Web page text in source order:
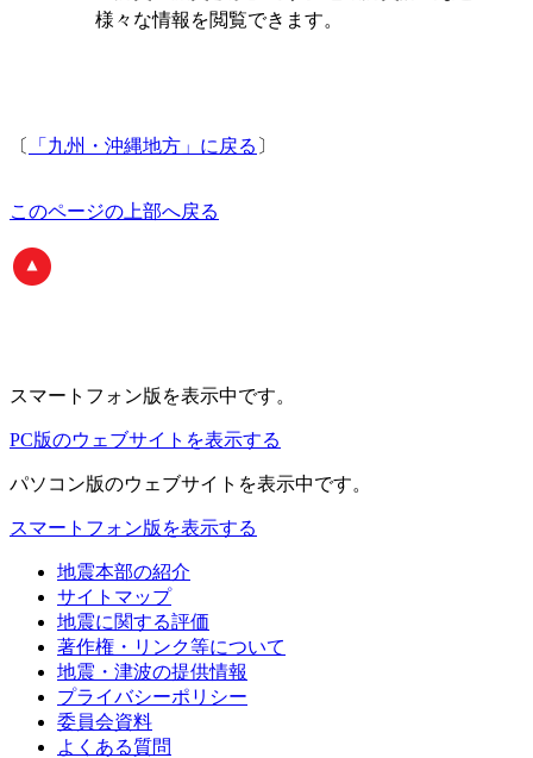
様々な情報を閲覧できます。
〔 「九州・沖縄地方」に戻る 〕
このページの上部へ戻る
スマートフォン版 を表示中です。
PC版のウェブサイトを表示する
パソコン版のウェブサイトを表示中です。
スマートフォン版を表示する
地震本部の紹介
サイトマップ
地震に関する評価
著作権・リンク等について
地震・津波の提供情報
プライバシーポリシー
委員会資料
よくある質問